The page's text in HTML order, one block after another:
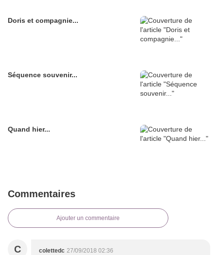
Doris et compagnie...
Séquence souvenir...
Quand hier...
Commentaires
Ajouter un commentaire
C colettedc 27/09/2018 02:36